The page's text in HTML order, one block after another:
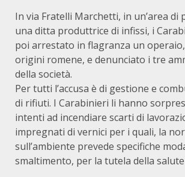
In via Fratelli Marchetti, in un’area di
una ditta produttrice di infissi, i
poi arrestato in flagranza un
origini romene, e denunciato i tre
della società.
Per tutti l’accusa è di gestione e
di rifiuti. I Carabinieri li hanno
intenti ad incendiare scarti di
impregnati di vernici per i quali, la
sull’ambiente prevede specifiche
smaltimento, per la tutela della